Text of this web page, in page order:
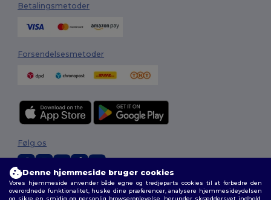
Betalingsmetoder
Forsendelsesmetoder
2026. Alle rettigheder forbeholdes
Følg os
Denne hjemmeside bruger cookies
Vores hjemmeside anvender både egne og tredjeparts cookies til at forbedre den
overordnede funktionalitet, huske dine præferencer, analysere hjemmesideydelsen
og sikre en smidig og personlig browseroplevelse, herunder skræddersyet indhold,